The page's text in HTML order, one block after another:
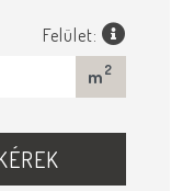
Felület:
m 2